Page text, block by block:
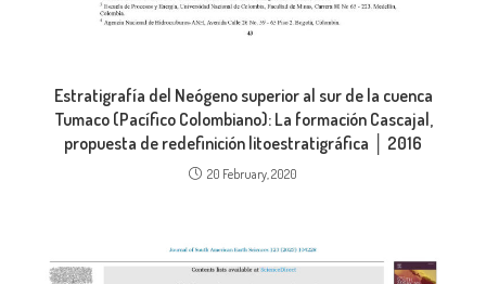
Estratigrafía del Neógeno superior al sur de la cuenca
Tumaco (Pacífico Colombiano): La formación Cascajal,
propuesta de redefinición litoestratigráfica │ 2016
20 February, 2020